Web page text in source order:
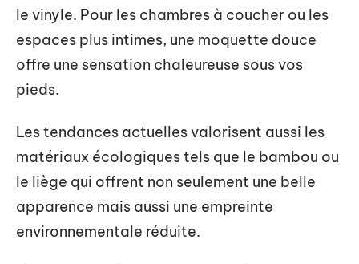
le vinyle. Pour les chambres à coucher ou les
espaces plus intimes, une moquette douce
offre une sensation chaleureuse sous vos
pieds.
Les tendances actuelles valorisent aussi les
matériaux écologiques tels que le bambou ou
le liège qui offrent non seulement une belle
apparence mais aussi une empreinte
environnementale réduite.